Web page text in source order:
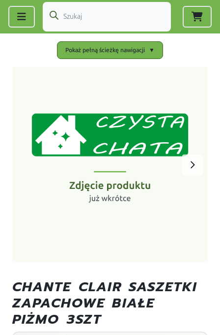
Pokaż pełną ścieżkę nawigacji ▼
CHANTE CLAIR SASZETKI
ZAPACHOWE BIAŁE
PIŻMO 3SZT